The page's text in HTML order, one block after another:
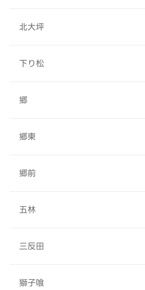
北大坪
下り松
郷
郷東
郷前
五林
三反田
獅子喰